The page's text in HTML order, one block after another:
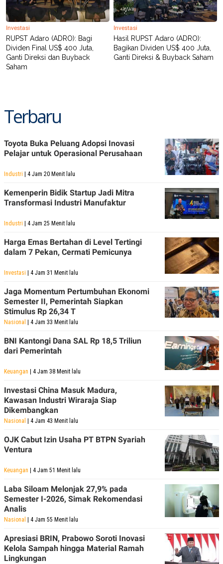
Investasi
RUPST Adaro (ADRO): Bagi
Dividen Final US$ 400 Juta,
Ganti Direksi dan Buyback
Saham
Investasi
Hasil RUPST Adaro (ADRO):
Bagikan Dividen US$ 400 Juta,
Ganti Direksi & Buyback Saham
Terbaru
Toyota Buka Peluang Adopsi Inovasi
Pelajar untuk Operasional Perusahaan
Industri | 4 Jam 20 Menit lalu
Kemenperin Bidik Startup Jadi Mitra
Transformasi Industri Manufaktur
Industri | 4 Jam 25 Menit lalu
Harga Emas Bertahan di Level Tertingi
dalam 7 Pekan, Cermati Pemicunya
Investasi | 4 Jam 31 Menit lalu
Jaga Momentum Pertumbuhan Ekonomi
Semester II, Pemerintah Siapkan
Stimulus Rp 26,34 T
Nasional | 4 Jam 33 Menit lalu
BNI Kantongi Dana SAL Rp 18,5 Triliun
dari Pemerintah
Keuangan | 4 Jam 38 Menit lalu
Investasi China Masuk Madura,
Kawasan Industri Wiraraja Siap
Dikembangkan
Nasional | 4 Jam 43 Menit lalu
OJK Cabut Izin Usaha PT BTPN Syariah
Ventura
Keuangan | 4 Jam 51 Menit lalu
Laba Siloam Melonjak 27,9% pada
Semester I-2026, Simak Rekomendasi
Analis
Nasional | 4 Jam 55 Menit lalu
Apresiasi BRIN, Prabowo Soroti Inovasi
Kelola Sampah hingga Material Ramah
Lingkungan